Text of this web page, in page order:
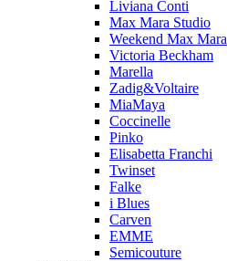
Liviana Conti
Max Mara Studio
Weekend Max Mara
Victoria Beckham
Marella
Zadig&Voltaire
MiaMaya
Coccinelle
Pinko
Elisabetta Franchi
Twinset
Falke
i Blues
Carven
EMME
Semicouture